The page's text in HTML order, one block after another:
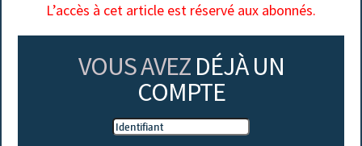
L’accès à cet article est réservé aux abonnés.
VOUS AVEZ DÉJÀ UN
COMPTE